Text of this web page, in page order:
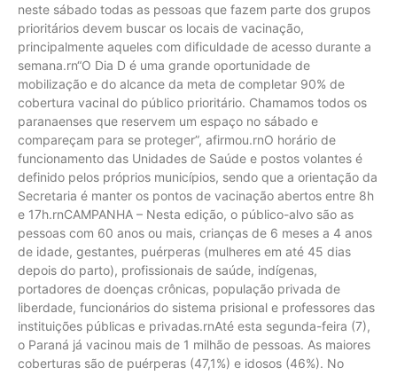
neste sábado todas as pessoas que fazem parte dos grupos
prioritários devem buscar os locais de vacinação,
principalmente aqueles com dificuldade de acesso durante a
semana.rn“O Dia D é uma grande oportunidade de
mobilização e do alcance da meta de completar 90% de
cobertura vacinal do público prioritário. Chamamos todos os
paranaenses que reservem um espaço no sábado e
compareçam para se proteger”, afirmou.rnO horário de
funcionamento das Unidades de Saúde e postos volantes é
definido pelos próprios municípios, sendo que a orientação da
Secretaria é manter os pontos de vacinação abertos entre 8h
e 17h.rnCAMPANHA – Nesta edição, o público-alvo são as
pessoas com 60 anos ou mais, crianças de 6 meses a 4 anos
de idade, gestantes, puérperas (mulheres em até 45 dias
depois do parto), profissionais de saúde, indígenas,
portadores de doenças crônicas, população privada de
liberdade, funcionários do sistema prisional e professores das
instituições públicas e privadas.rnAté esta segunda-feira (7),
o Paraná já vacinou mais de 1 milhão de pessoas. As maiores
coberturas são de puérperas (47,1%) e idosos (46%). No